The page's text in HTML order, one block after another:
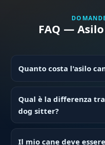
FAQ —
Quanto costa l'asilo
Qual è la differenza
dog sitter?
Il mio cane deve